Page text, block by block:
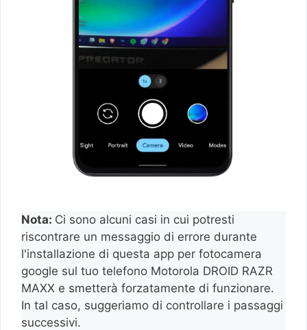
Nota: Ci sono alcuni casi in cui potresti
riscontrare un messaggio di errore durante
l'installazione di questa app per fotocamera
google sul tuo telefono Motorola DROID RAZR
MAXX e smetterà forzatamente di funzionare.
In tal caso, suggeriamo di controllare i passaggi
successivi.